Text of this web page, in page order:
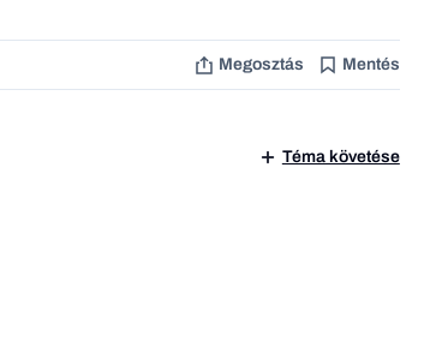
Megosztás Mentés
Téma követése